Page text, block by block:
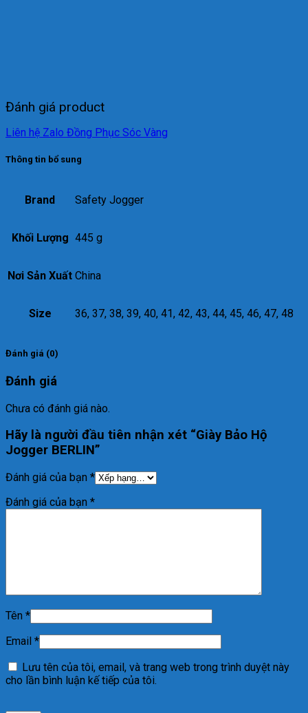
Đánh giá product
Liên hệ Zalo Đồng Phục Sóc Vàng
Thông tin bổ sung
Brand Safety Jogger
Khối Lượng 445 g
Nơi Sản Xuất China
Size 36, 37, 38, 39, 40, 41, 42, 43, 44, 45, 46, 47, 48
Đánh giá (0)
Đánh giá
Chưa có đánh giá nào.
Hãy là người đầu tiên nhận xét “Giày Bảo Hộ
Jogger BERLIN”
Đánh giá của bạn *
Đánh giá của bạn *
Tên *
Email *
Lưu tên của tôi, email, và trang web trong trình duyệt này
cho lần bình luận kế tiếp của tôi.